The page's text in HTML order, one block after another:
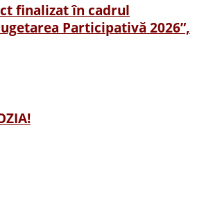
finalizat în cadrul
Participativă 2026”,